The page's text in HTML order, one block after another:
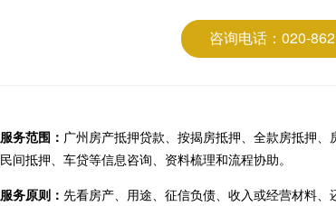
咨询电话：020-
服务范围： 广州房产抵押贷款、按揭房抵押、全款房抵押、
民间抵押、车贷等信息咨询、资料梳理和流程协助。
服务原则： 先看房产、用途、征信负债、收入或经营材料